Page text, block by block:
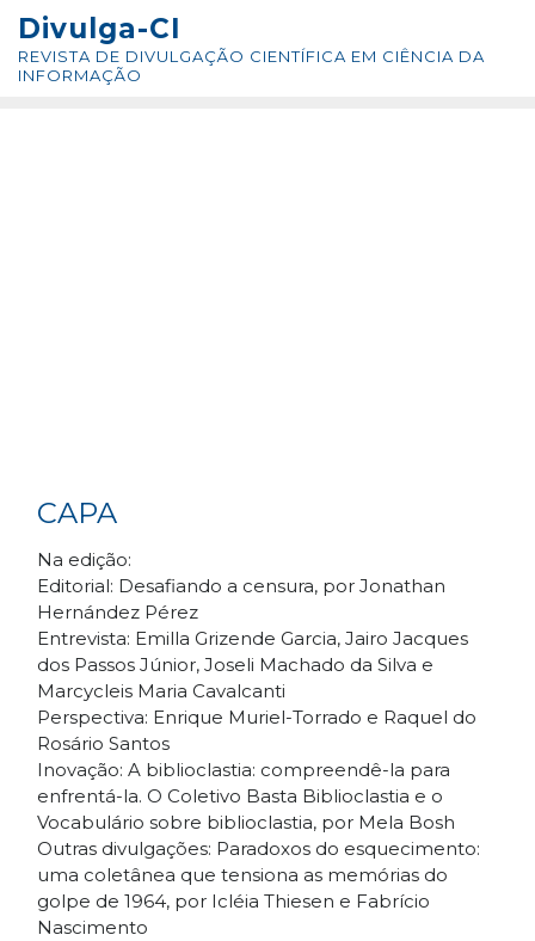
conteúdo
Skip
to
content
Divulga-CI
REVISTA DE DIVULGAÇÃO CIENTÍFICA EM CIÊNCIA DA
INFORMAÇÃO
CAPA
Na edição:
Editorial: Desafiando a censura, por Jonathan
Hernández Pérez
Entrevista: Emilla Grizende Garcia, Jairo Jacques
dos Passos Júnior, Joseli Machado da Silva e
Marcycleis Maria Cavalcanti
Perspectiva: Enrique Muriel-Torrado e Raquel do
Rosário Santos
Inovação: A biblioclastia: compreendê-la para
enfrentá-la. O Coletivo Basta Biblioclastia e o
Vocabulário sobre biblioclastia, por Mela Bosh
Outras divulgações: Paradoxos do esquecimento:
uma coletânea que tensiona as memórias do
golpe de 1964, por Icléia Thiesen e Fabrício
Nascimento